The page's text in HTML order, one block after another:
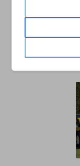
Le location
concerto di